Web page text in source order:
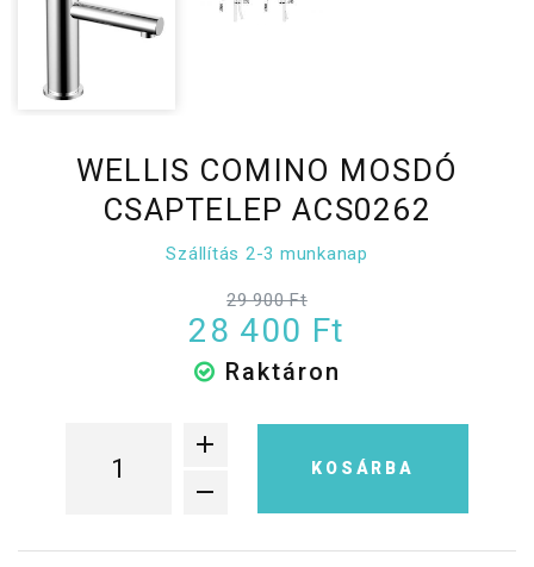
WELLIS COMINO MOSDÓ
CSAPTELEP ACS0262
Szállítás 2-3 munkanap
29 900 Ft
28 400 Ft
Raktáron
KOSÁRBA